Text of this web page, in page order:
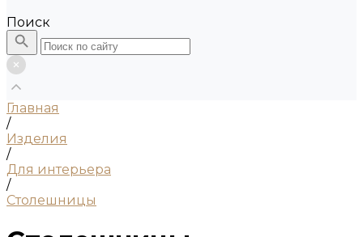
Поиск
Главная
/
Изделия
/
Для интерьера
/
Столешницы